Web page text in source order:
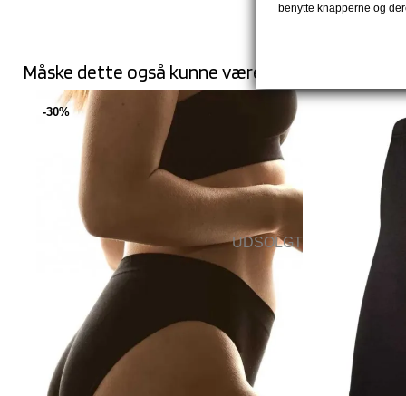
Måske dette også kunne være noget for dig:
UDSOLGT
-30%
benytte knapperne og